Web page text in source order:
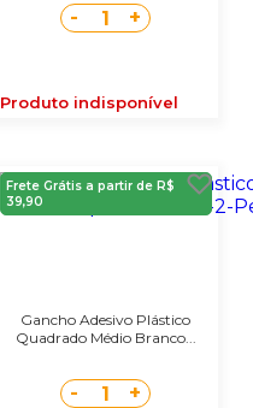
- 1 +
Produto indisponível
Frete Grátis a partir de R$
39,90
Gancho Adesivo Plástico
Quadrado Médio Branco...
- 1 +